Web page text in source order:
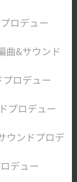
ロデュー
曲&サウンド
ロデュー
プロデュー
ウンドプロデ
デュー